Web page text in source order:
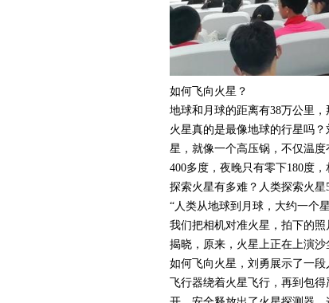
如何飞向火星？
地球和月球的距离有38万公里，
火星真的是最像地球的行星吗
星，就像一个高压锅，不仅温
400多度，夜晚只有零下180度
探索火星有多难？人类探索火星
“人类从地球到月球，大约一个
我们把相机对准火星，拍下的
揭晓，原来，火星上正在上演沙
如何飞向火星，刘勇展示了一
飞行器绕着火星飞行，再到包